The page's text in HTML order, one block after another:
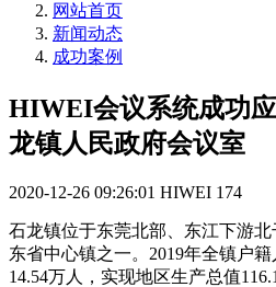
网站首页
新闻动态
成功案例
HIWEI会议系统成功
龙镇人民政府会议室
2020-12-26 09:26:01 HIWEI 174
石龙镇位于东莞北部、东江下游
东省中心镇之一。2019年全镇户
14.54万人，实现地区生产总值